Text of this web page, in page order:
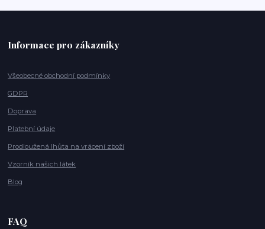
Informace pro zákazníky
Všeobecné obchodní podmínky
GDPR
Doprava
Platební údaje
Prodloužená lhůta na vrácení zboží
Vzorník našich látek
Blog
FAQ